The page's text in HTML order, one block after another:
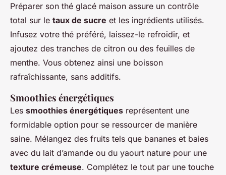
Préparer son thé glacé maison assure un contrôle
total sur le taux de sucre et les ingrédients utilisés.
Infusez votre thé préféré, laissez-le refroidir, et
ajoutez des tranches de citron ou des feuilles de
menthe. Vous obtenez ainsi une boisson
rafraîchissante, sans additifs.
Smoothies énergétiques
Les smoothies énergétiques représentent une
formidable option pour se ressourcer de manière
saine. Mélangez des fruits tels que bananes et baies
avec du lait d’amande ou du yaourt nature pour une
texture crémeuse. Complétez le tout par une touche